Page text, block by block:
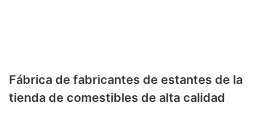
Fábrica de fabricantes de estantes de la
tienda de comestibles de alta calidad